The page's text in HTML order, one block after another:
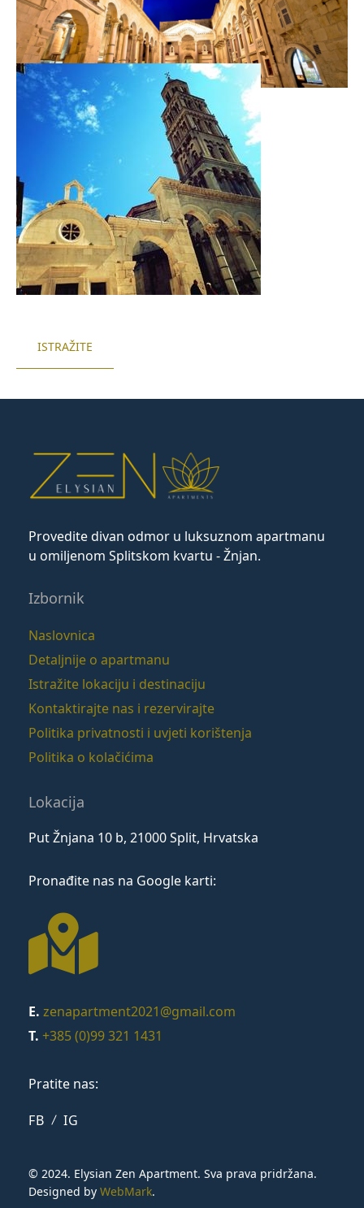
ISTRAŽITE
Provedite divan odmor u luksuznom apartmanu
u omiljenom Splitskom kvartu - Žnjan.
Izbornik
Naslovnica
Detaljnije o apartmanu
Istražite lokaciju i destinaciju
Kontaktirajte nas i rezervirajte
Politika privatnosti i uvjeti korištenja
Politika o kolačićima
Lokacija
Put Žnjana 10 b, 21000 Split, Hrvatska
Pronađite nas na Google karti:
E. zenapartment2021@gmail.com
T. +385 (0)99 321 1431
Pratite nas:
FB IG
© 2024. Elysian Zen Apartment. Sva prava pridržana.
Designed by WebMark.